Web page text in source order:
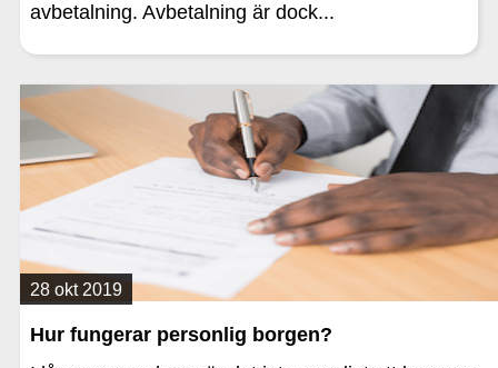
avbetalning. Avbetalning är dock...
28 okt 2019
Hur fungerar personlig borgen?